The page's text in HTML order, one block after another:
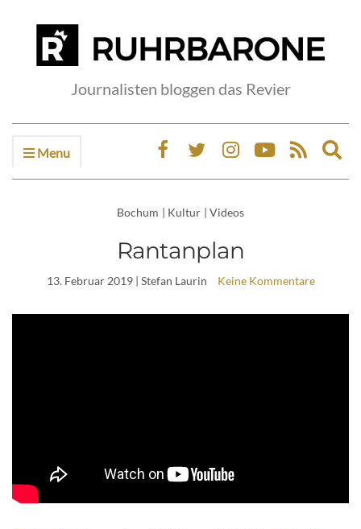
Journalisten bloggen das Revier
Menu
Bochum | Kultur | Videos
Rantanplan
13. Februar 2019| Stefan Laurin Keine Kommentare